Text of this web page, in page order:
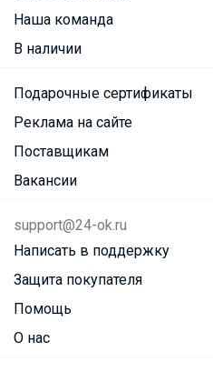
Наша команда
В наличии
Подарочные сертификаты
Реклама на сайте
Поставщикам
Вакансии
support@24-ok.ru
Написать в поддержку
Защита покупателя
Помощь
О нас